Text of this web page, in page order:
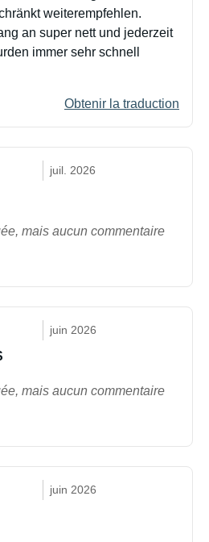
weiterempfehlen.
an super nett und jederzeit
immer sehr schnell
Obtenir la traduction
juil. 2026
mais aucun commentaire
juin 2026
mais aucun commentaire
juin 2026